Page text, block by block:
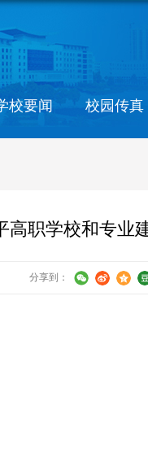
校要闻 校园传真
高职学校和专业
分享到：